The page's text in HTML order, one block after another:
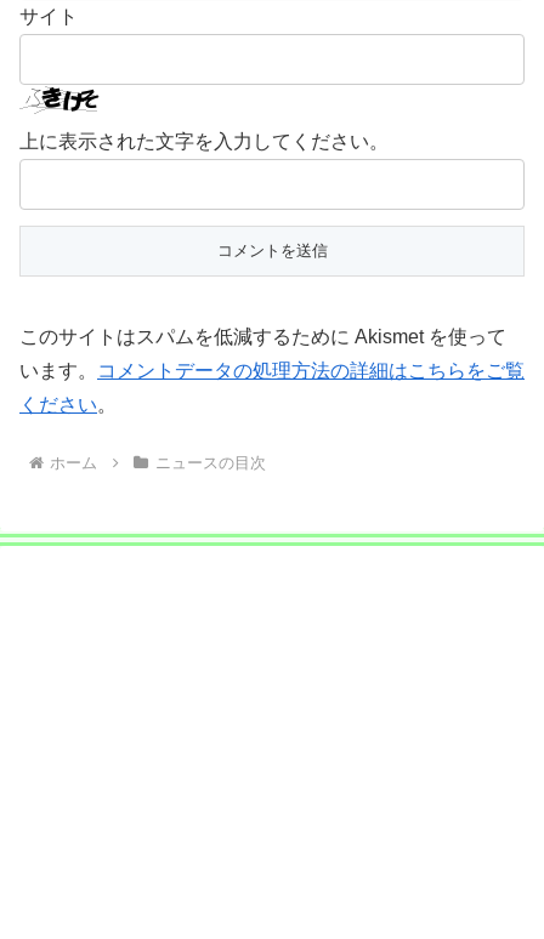
サイト
上に表示された文字を入力してください。
このサイトはスパムを低減するために Akismet を使って
います。
コメントデータの処理方法の詳細はこちらをご覧
ください。
ホーム ニュースの目次